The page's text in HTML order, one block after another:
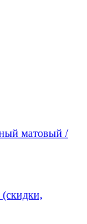
матовый /
(скидки,